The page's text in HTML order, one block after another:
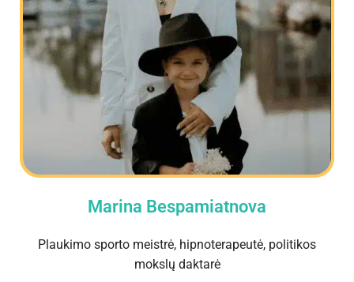
Marina Bespamiatnova
Plaukimo sporto meistrė, hipnoterapeutė, politikos
mokslų daktarė